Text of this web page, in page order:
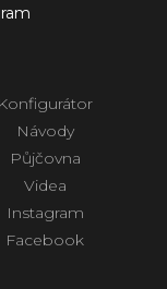
Konfigurátor
Návody
Půjčovna
Videa
Instagram
Facebook